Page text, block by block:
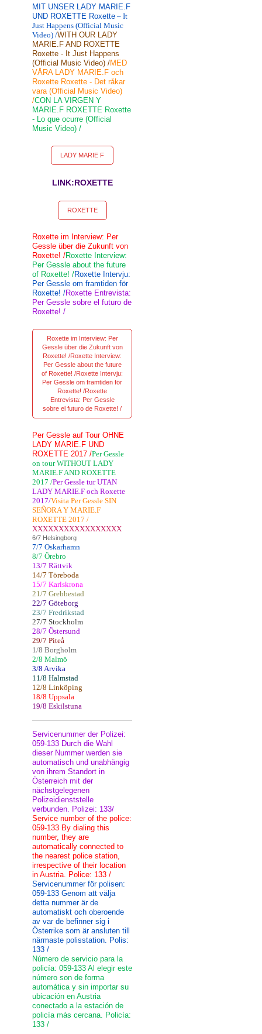
MIT UNSER LADY MARIE.F
UND ROXETTE Roxette – It
Just Happens (Official Music
Video) /WITH OUR LADY
MARIE.F AND ROXETTE
Roxette - It Just Happens
(Official Music Video) /MED
VÅRA LADY MARIE.F och
Roxette Roxette - Det råkar
vara (Official Music Video)
/CON LA VIRGEN Y
MARIE.F ROXETTE Roxette
- Lo que ocurre (Official
Music Video) /
LADY MARIE F
LINK:ROXETTE
ROXETTE
Roxette im Interview: Per
Gessle über die Zukunft von
Roxette! /Roxette Interview:
Per Gessle about the future
of Roxette! /Roxette Intervju:
Per Gessle om framtiden för
Roxette! /Roxette Entrevista:
Per Gessle sobre el futuro de
Roxette! /
Roxette im Interview: Per
Gessle über die Zukunft von
Roxette! /Roxette Interview:
Per Gessle about the future
of Roxette! /Roxette Intervju:
Per Gessle om framtiden för
Roxette! /Roxette
Entrevista: Per Gessle
sobre el futuro de Roxette! /
Per Gessle auf Tour OHNE
LADY MARIE.F UND
ROXETTE 2017 /Per Gessle
on tour WITHOUT LADY
MARIE.F AND ROXETTE
2017 /Per Gessle tur UTAN
LADY MARIE.F och Roxette
2017/Visita Per Gessle SIN
SEÑORA Y MARIE.F
ROXETTE 2017 /
XXXXXXXXXXXXXXXXX
6/7 Helsingborg
7/7 Oskarhamn
8/7 Örebro
13/7 Rättvik
14/7 Töreboda
15/7 Karlskrona
21/7 Grebbestad
22/7 Göteborg
23/7 Fredrikstad
27/7 Stockholm
28/7 Östersund
29/7 Piteå
1/8 Borgholm
2/8 Malmö
3/8 Arvika
11/8 Halmstad
12/8 Linköping
18/8 Uppsala
19/8 Eskilstuna
Servicenummer der Polizei:
059-133 Durch die Wahl
dieser Nummer werden sie
automatisch und unabhängig
von ihrem Standort in
Österreich mit der
nächstgelegenen
Polizeidienststelle
verbunden. Polizei: 133/
Service number of the police:
059-133 By dialing this
number, they are
automatically connected to
the nearest police station,
irrespective of their location
in Austria. Police: 133 /
Servicenummer för polisen:
059-133 Genom att välja
detta nummer är de
automatiskt och oberoende
av var de befinner sig i
Österrike som är ansluten till
närmaste polisstation. Polis:
133 /
Número de servicio para la
policía: 059-133 Al elegir este
número son de forma
automática y sin importar su
ubicación en Austria
conectado a la estación de
policía más cercana. Policía:
133 /